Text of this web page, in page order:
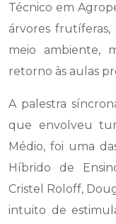
Técnico em
árvores
meio ambiente,
retorno às aulas
A palestra
que envolveu
Médio, foi uma
Híbrido de
Cristel Roloff,
intuito de